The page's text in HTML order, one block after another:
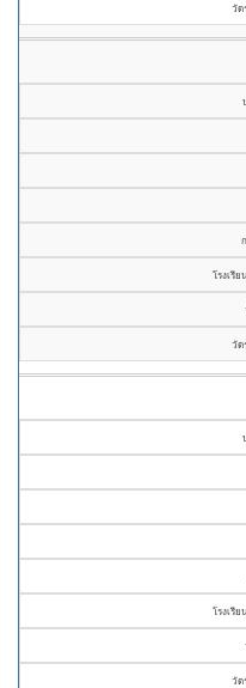
วัด
โรงเรี
วัด
โรงเรี
วัด